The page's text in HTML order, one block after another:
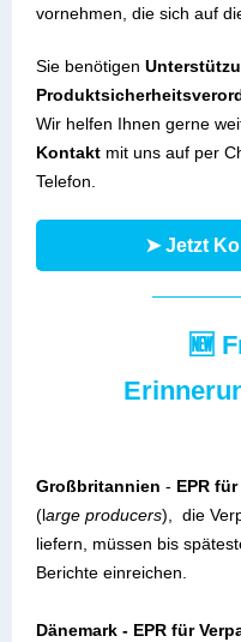
vornehmen, die sich auf
Sie benötigen
Wir helfen Ihnen gerne
Kontakt mit uns auf per
Telefon.
➤ Jetzt
🆕
Großbritannien - EPR
(large producers), die
liefern, müssen bis
Berichte einreichen.
Dänemark - EPR für